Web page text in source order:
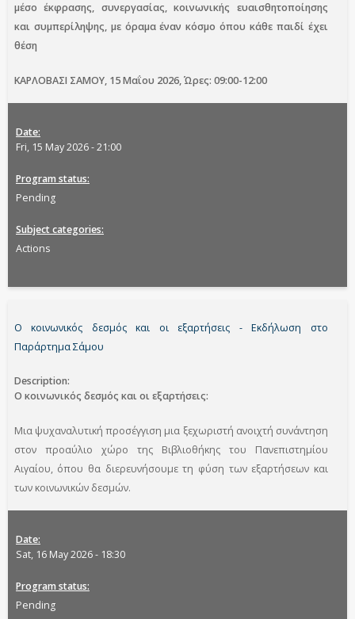
μέσο έκφρασης, συνεργασίας, κοινωνικής ευαισθητοποίησης
και συμπερίληψης, με όραμα έναν κόσμο όπου κάθε παιδί έχει
θέση
ΚΑΡΛΟΒΑΣΙ ΣΑΜΟΥ, 15 Μαΐου 2026, Ώρες: 09:00-12:00
Date
Fri, 15 May 2026 - 21:00
Program status
Pending
Subject categories
Actions
Ο κοινωνικός δεσμός και οι εξαρτήσεις - Εκδήλωση στο
Παράρτημα Σάμου
Description
Ο κοινωνικός δεσμός και οι εξαρτήσεις:
Μια ψυχαναλυτική προσέγγιση μια ξεχωριστή ανοιχτή συνάντηση
στον προαύλιο χώρο της Βιβλιοθήκης του Πανεπιστημίου
Αιγαίου, όπου θα διερευνήσουμε τη φύση των εξαρτήσεων και
των κοινωνικών δεσμών.
Date
Sat, 16 May 2026 - 18:30
Program status
Pending